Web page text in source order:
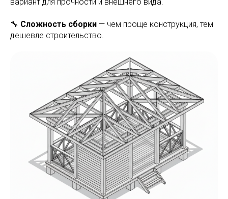
🔧 Сложность сборки — чем проще конструкция, тем
дешевле строительство.